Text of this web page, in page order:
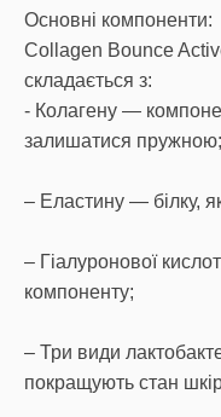
Основні компоненти:
Collagen Bounce
складається з:
‌- Колагену —
залишатися пружною;
– Еластину — білку,
– Гіалуронової
компоненту;
– Три види
покращують стан